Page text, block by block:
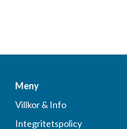
Meny
Villkor & Info
Integritetspolicy